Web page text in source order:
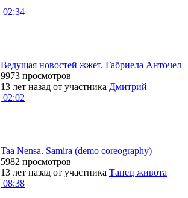
02:34
Ведущая новостей жжет. Габриела Анточел
9973 просмотров
13 лет назад от участника Дмитрий
02:02
Taa Nensa. Samira (demo coreography)
5982 просмотров
13 лет назад от участника Танец живота
08:38